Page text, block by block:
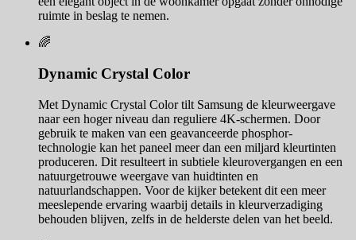
ruimte in beslag te nemen.
🌈
Dynamic Crystal Color
Met Dynamic Crystal Color tilt Samsung de kleurweergave
naar een hoger niveau dan reguliere 4K-schermen. Door
gebruik te maken van een geavanceerde phosphor-
technologie kan het paneel meer dan een miljard kleurtinten
produceren. Dit resulteert in subtiele kleurovergangen en een
natuurgetrouwe weergave van huidtinten en
natuurlandschappen. Voor de kijker betekent dit een meer
meeslepende ervaring waarbij details in kleurverzadiging
behouden blijven, zelfs in de helderste delen van het beeld.